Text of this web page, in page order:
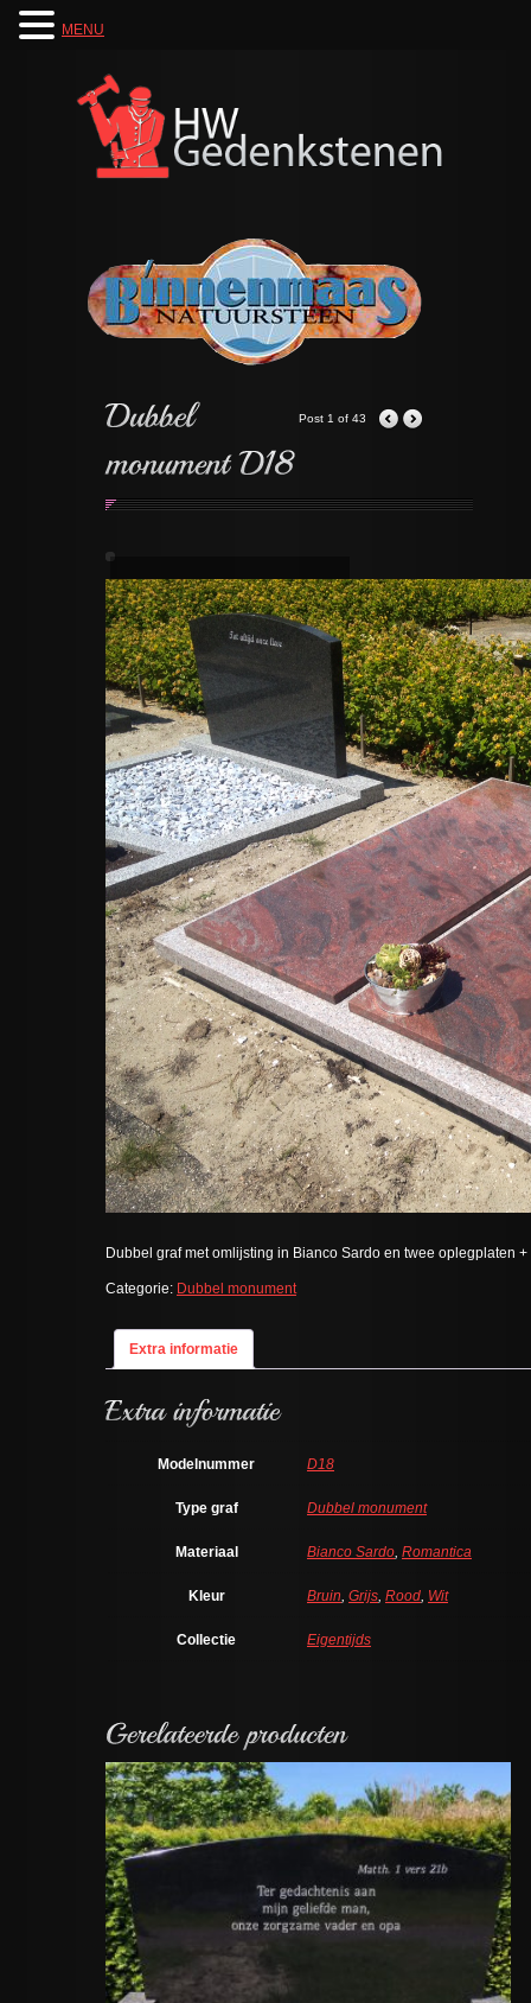
Post 1 of 43
Dubbel graf met omlijsting in Bianco Sardo en twee oplegplaten
Categorie: Dubbel monument
Extra informatie
Modelnummer D18
Type graf Dubbel monument
Materiaal Bianco Sardo Romantica
Kleur Bruin Grijs Rood Wit
Collectie Eigentijds
MENU